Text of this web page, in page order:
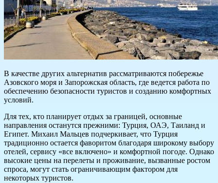
В качестве других альтернатив рассматриваются побережье
Азовского моря и Запорожская область, где ведется работа по
обеспечению безопасности туристов и созданию комфортных
условий.
Для тех, кто планирует отдых за границей, основные
направления останутся прежними: Турция, ОАЭ, Таиланд и
Египет. Михаил Мальцев подчеркивает, что Турция
традиционно остается фаворитом благодаря широкому выбору
отелей, сервису «все включено» и комфортной погоде. Однако
высокие цены на перелеты и проживание, вызванные ростом
спроса, могут стать ограничивающим фактором для
некоторых туристов.